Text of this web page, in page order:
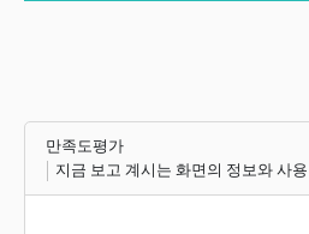
만족도평가
지금 보고 계시는 화면의 정보와 사